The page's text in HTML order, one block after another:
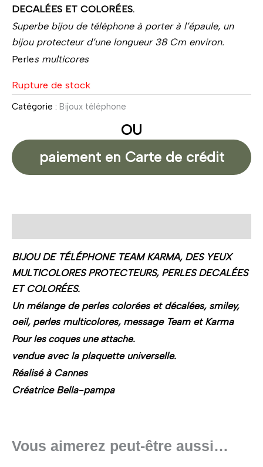
DECALÉES ET COLORÉES.
Superbe bijou de téléphone à porter à l’épaule, un
bijou protecteur d’une longueur 38 Cm environ.
Perles multicores
Rupture de stock
Catégorie : Bijoux téléphone
OU
paiement en Carte de crédit
BIJOU DE TÉLÉPHONE TEAM KARMA, DES YEUX
MULTICOLORES PROTECTEURS, PERLES DECALÉES
ET COLORÉES.
Un mélange de perles colorées et décalées, smiley,
oeil, perles multicolores, message Team et Karma
Pour les coques une attache.
vendue avec la plaquette universelle.
Réalisé à Cannes
Créatrice Bella-pampa
Vous aimerez peut-être aussi…